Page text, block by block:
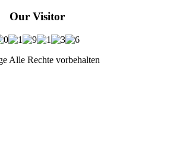
Our Visitor
Alle Rechte vorbehalten